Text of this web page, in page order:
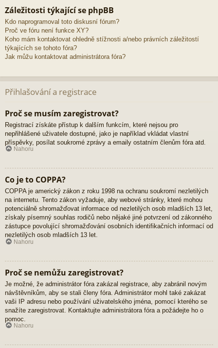
Záležitosti týkající se phpBB
Kdo naprogramoval toto diskusní fórum?
Proč ve fóru není funkce XY?
Koho mám kontaktovat ohledně stížnosti a/nebo právních záležitostí
týkajících se tohoto fóra?
Jak můžu kontaktovat administrátora fóra?
Přihlašování a registrace
Proč se musím zaregistrovat?
Registrací získáte přístup k dalším funkcím, které nejsou pro
nepřihlášené uživatele dostupné, jako je například vkládat vlastní
příspěvky, posílat soukromé zprávy a emaily ostatním členům fóra atd.
Nahoru
Co je to COPPA?
COPPA je americký zákon z roku 1998 na ochranu soukromí nezletilých
na internetu. Tento zákon vyžaduje, aby webové stránky, které mohou
potenciálně shromažďovat informace od nezletilých osob mladších 13 let,
získaly písemný souhlas rodičů nebo nějaké jiné potvrzení od zákonného
zástupce povolující shromažďování osobních identifikačních informací od
nezletilých osob mladších 13 let.
Nahoru
Proč se nemůžu zaregistrovat?
Je možné, že administrátor fóra zakázal registrace, aby zabránil novým
návštěvníkům, aby se stali členy fóra. Administrátor mohl také zakázat
vaši IP adresu nebo používání uživatelského jména, pomocí kterého se
snažíte zaregistrovat. Kontaktujte administrátora fóra a požádejte ho o
pomoc.
Nahoru